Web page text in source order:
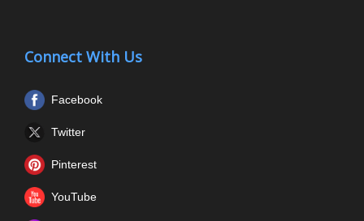
Connect With Us
Facebook
Twitter
Pinterest
YouTube